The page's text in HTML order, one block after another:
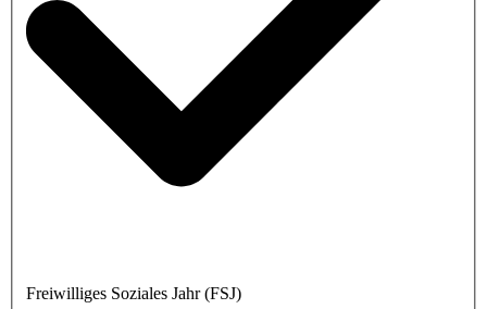
Freiwilliges Soziales Jahr (FSJ)